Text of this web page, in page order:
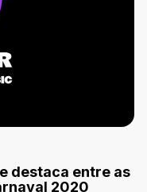
destaca entre as
2020